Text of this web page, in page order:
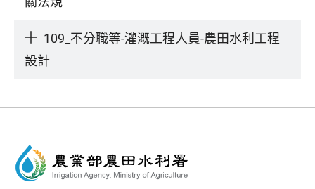
109_不分職等-灌溉工程人員-農田水利工程
設計